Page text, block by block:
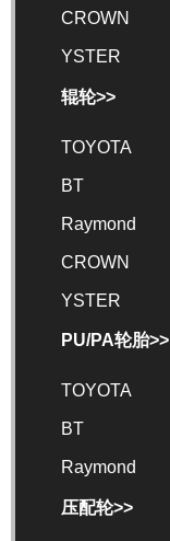
CROWN
YSTER
辊轮>>
TOYOTA
BT
Raymond
CROWN
YSTER
PU/PA轮胎>>
TOYOTA
BT
Raymond
压配轮>>